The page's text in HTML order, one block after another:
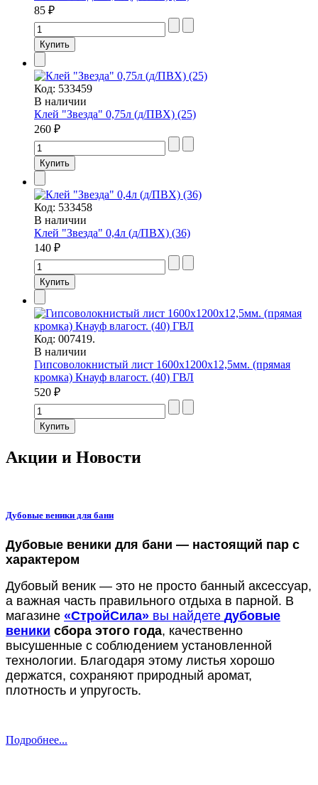
85 ₽
Код: 533459
В наличии
Клей "Звезда" 0,75л (д/ПВХ) (25)
260 ₽
Код: 533458
В наличии
Клей "Звезда" 0,4л (д/ПВХ) (36)
140 ₽
Код: 007419.
В наличии
Гипсоволокнистый лист 1600х1200х12,5мм. (прямая
кромка) Кнауф влагост. (40) ГВЛ
520 ₽
Акции и Новости
Дубовые веники для бани
Дубовые веники для бани — настоящий пар с
характером
Дубовый веник — это не просто банный аксессуар,
а важная часть правильного отдыха в парной. В
магазине «СтройСила» вы найдете дубовые
веники сбора этого года, качественно
высушенные с соблюдением установленной
технологии. Благодаря этому листья хорошо
держатся, сохраняют природный аромат,
плотность и упругость.
Подробнее...